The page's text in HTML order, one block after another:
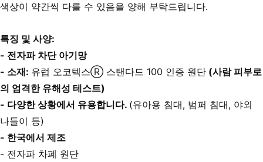
색상이 약간씩 다를 수 있음을 양해 부탁드립니다.
특징 및 사양:
- 전자파 차단 아기망
- 소재: 유럽 오코텍스Ⓡ 스탠다드 100 인증 원단 (사람 피부로
의 엄격한 유해성 테스트)
- 다양한 상황에서 유용합니다. (유아용 침대, 범퍼 침대, 야외
나들이 등)
- 한국에서 제조
- 전자파 차폐 원단